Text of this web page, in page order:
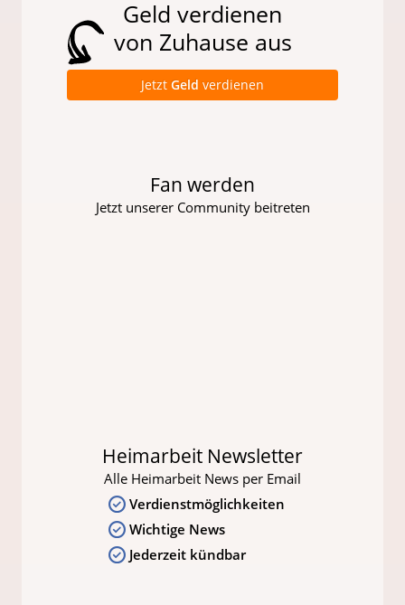
Geld verdienen
von Zuhause aus
Jetzt Geld verdienen
Fan werden
Jetzt unserer Community beitreten
Heimarbeit Newsletter
Alle Heimarbeit News per Email
Verdienstmöglichkeiten
Wichtige News
Jederzeit kündbar